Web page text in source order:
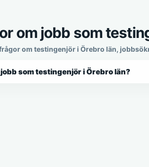
om jobb som
om testingenjör i Örebro län,
som testingenjör i Örebro län?